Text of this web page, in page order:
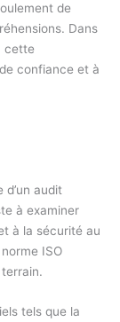
de
Dans
cette
confiance et à
audit
à examiner
à la sécurité au
ISO
tels que la